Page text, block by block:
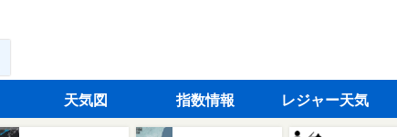
天気図 指数情報 レジャー天気